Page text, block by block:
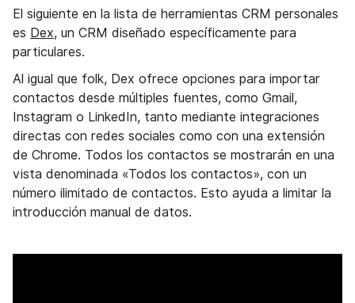
El siguiente en la lista de herramientas CRM personales
es Dex, un CRM diseñado específicamente para
particulares.
Al igual que folk, Dex ofrece opciones para importar
contactos desde múltiples fuentes, como Gmail,
Instagram o LinkedIn, tanto mediante integraciones
directas con redes sociales como con una extensión
de Chrome. Todos los contactos se mostrarán en una
vista denominada «Todos los contactos», con un
número ilimitado de contactos. Esto ayuda a limitar la
introducción manual de datos.